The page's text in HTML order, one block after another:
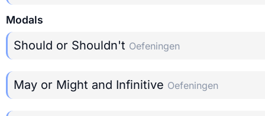
Modals
Should or Shouldn't Oefeningen
May or Might and Infinitive Oefeningen